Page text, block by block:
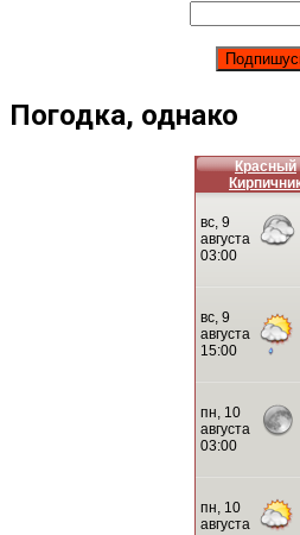
Погодка, однако
Красный